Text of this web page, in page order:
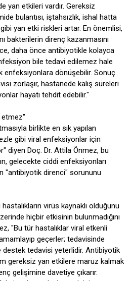
yan etkileri vardır. Gereksiz
bulantısı, iştahsızlık, ishal hatta
yan etki riskleri artar. En önemlisi,
bakterilerin direnç kazanmasını
daha önce antibiyotikle kolayca
bile tedavi edilemez hale
enfeksiyonlara dönüşebilir. Sonuç
zorlaşır, hastanede kalış süreleri
hayatı tehdit edebilir."
etmez"
birlikte en sık yapılan
gibi viral enfeksiyonlar için
diyen Doç. Dr. Attila Önmez, bu
gelecekte ciddi enfeksiyonları
"antibiyotik direnci" sorununu
virüs kaynaklı olduğunu
hiçbir etkisinin bulunmadığını
"Bu tür hastalıklar viral etkenli
geçerler; tedavisinde
destek tedavisi yeterlidir. Antibiyotik
gereksiz yan etkilere maruz kalmak
gelişimine davetiye çıkarır.